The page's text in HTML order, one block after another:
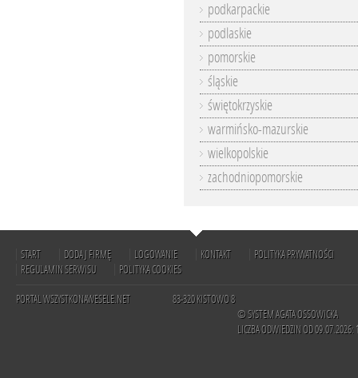
podkarpackie
podlaskie
pomorskie
śląskie
świętokrzyskie
warmińsko-mazurskie
wielkopolskie
zachodniopomorskie
START DODAJ FIRMĘ LOGOWANIE KONTAKT
POLITYKA PRYWATNOŚCI
REGULAMIN SERWISU
POLITYKA COOKIES
PORTAL WSZYSTKONAWESELE.NET
83-320 KISTOWO 8
© SYSTEM AGATA OSSOWICKA
LICZBA ODWIEDZIN OD 09.07.2026: